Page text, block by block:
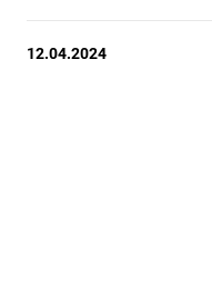
12.04.2024